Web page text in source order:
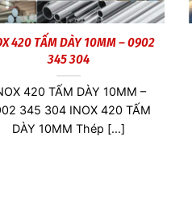
Thép SK5 Dày 0.1mm
SK5 Dày 0.1mm Thép SK5
Thép SK5 là một loại thép
carbon [...]